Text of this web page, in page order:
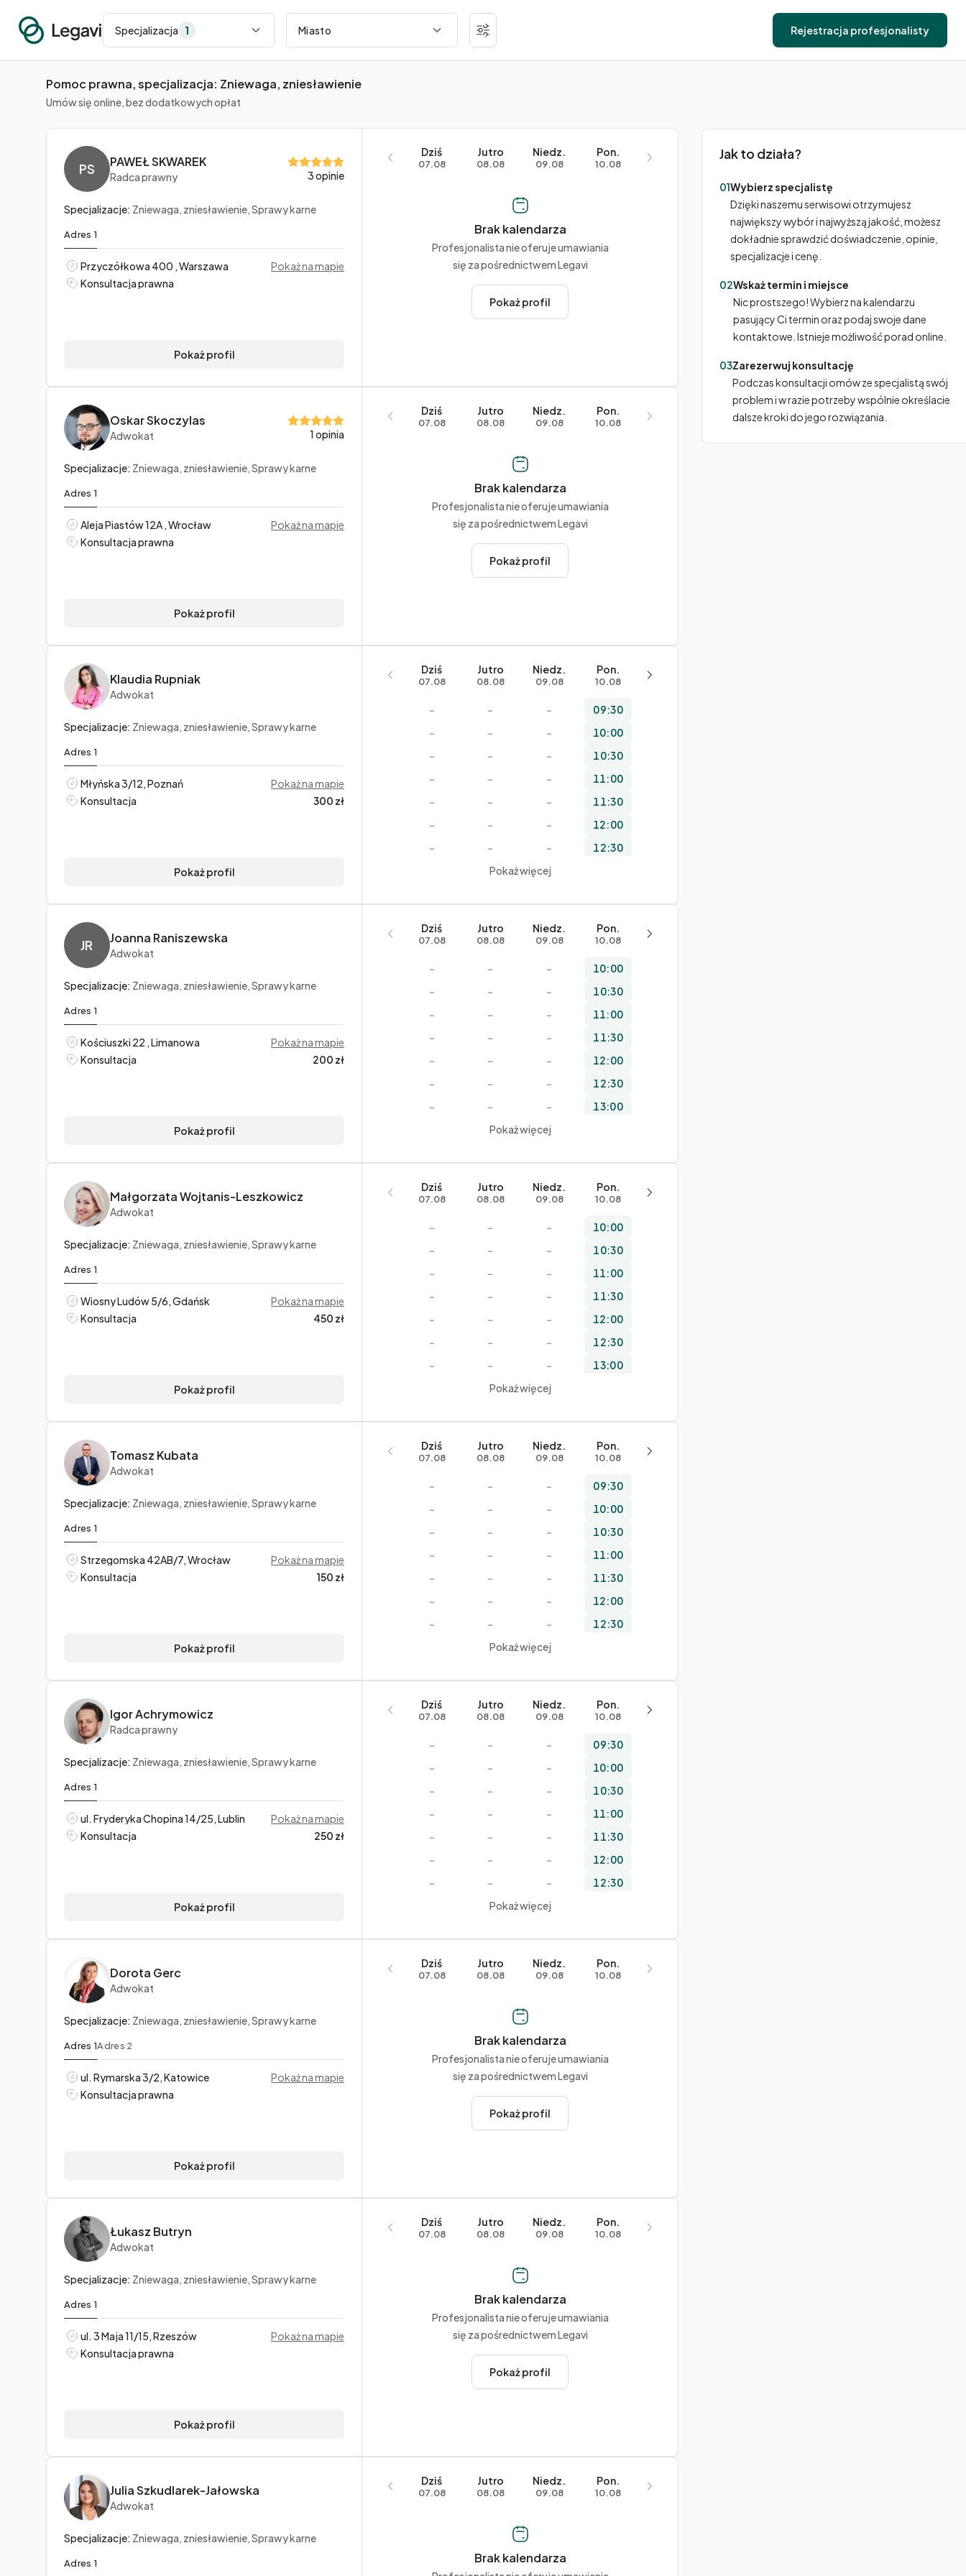
Specjalizacja 1
Miasto
Rejestracja profesjonalisty
Pomoc prawna, specjalizacja: Zniewaga, zniesławienie
Umów się online, bez dodatkowych opłat
PS PAWEŁ SKWAREK
Radca prawny 3 opinie
Specjalizacje: Zniewaga, zniesławienie, Sprawy karne
Adres 1
Przyczółkowa 400 , Warszawa
Pokaż na mapie
Konsultacja prawna
Pokaż profil
Dziś
07.08
Jutro
08.08
Niedz.
09.08
Pon.
10.08
Brak kalendarza
Profesjonalista nie oferuje umawiania
się za pośrednictwem Legavi
Pokaż profil
Oskar Skoczylas
Adwokat 1 opinia
Specjalizacje: Zniewaga, zniesławienie, Sprawy karne
Adres 1
Aleja Piastów 12A , Wrocław
Pokaż na mapie
Konsultacja prawna
Pokaż profil
Dziś
07.08
Jutro
08.08
Niedz.
09.08
Pon.
10.08
Brak kalendarza
Profesjonalista nie oferuje umawiania
się za pośrednictwem Legavi
Pokaż profil
Klaudia Rupniak
Adwokat
Specjalizacje: Zniewaga, zniesławienie, Sprawy karne
Adres 1
Młyńska 3/12, Poznań
Pokaż na mapie
Konsultacja
300 zł
Pokaż profil
Dziś
07.08
Jutro
08.08
Niedz.
09.08
Pon.
10.08
–
–
–
–
–
–
–
–
–
–
–
–
–
–
–
–
–
–
–
–
–
–
–
–
–
–
09:30
10:00
10:30
11:00
11:30
12:00
12:30
14:30
15:00
15:30
16:00
16:30
17:00
17:30
Pokaż więcej
JR Joanna Raniszewska
Adwokat
Specjalizacje: Zniewaga, zniesławienie, Sprawy karne
Adres 1
Kościuszki 22 , Limanowa
Pokaż na mapie
Konsultacja
200 zł
Pokaż profil
Dziś
07.08
Jutro
08.08
Niedz.
09.08
Pon.
10.08
–
–
–
–
–
–
–
–
–
–
–
–
–
–
–
–
–
–
–
–
–
–
–
10:00
10:30
11:00
11:30
12:00
12:30
13:00
Pokaż więcej
Małgorzata Wojtanis-Leszkowicz
Adwokat
Specjalizacje: Zniewaga, zniesławienie, Sprawy karne
Adres 1
Wiosny Ludów 5/6, Gdańsk
Pokaż na mapie
Konsultacja
450 zł
Pokaż profil
Dziś
07.08
Jutro
08.08
Niedz.
09.08
Pon.
10.08
–
–
–
–
–
–
–
–
–
–
–
–
–
–
–
–
–
–
–
–
–
–
–
–
–
–
10:00
10:30
11:00
11:30
12:00
12:30
13:00
15:00
15:30
16:00
16:30
17:00
17:30
18:00
18:30
Pokaż więcej
Tomasz Kubata
Adwokat
Specjalizacje: Zniewaga, zniesławienie, Sprawy karne
Adres 1
Strzegomska 42AB/7, Wrocław
Pokaż na mapie
Konsultacja
150 zł
Pokaż profil
Dziś
07.08
Jutro
08.08
Niedz.
09.08
Pon.
10.08
–
–
–
–
–
–
–
–
–
–
–
–
–
–
–
–
–
–
–
–
–
–
–
–
–
–
–
–
09:30
10:00
10:30
11:00
11:30
12:00
12:30
14:30
15:00
15:30
16:00
16:30
17:00
17:30
18:00
Pokaż więcej
Igor Achrymowicz
Radca prawny
Specjalizacje: Zniewaga, zniesławienie, Sprawy karne
Adres 1
ul. Fryderyka Chopina 14/25, Lublin
Pokaż na mapie
Konsultacja
250 zł
Pokaż profil
Dziś
07.08
Jutro
08.08
Niedz.
09.08
Pon.
10.08
–
–
–
–
–
–
–
–
–
–
–
–
–
–
–
–
–
–
–
–
–
–
–
–
–
–
09:30
10:00
10:30
11:00
11:30
12:00
12:30
14:30
Pokaż więcej
Dorota Gerc
Adwokat
Specjalizacje: Zniewaga, zniesławienie, Sprawy karne
Adres 1Adres 2
ul. Rymarska 3/2, Katowice
Pokaż na mapie
Konsultacja prawna
Pokaż profil
Dziś
07.08
Jutro
08.08
Niedz.
09.08
Pon.
10.08
Brak kalendarza
Profesjonalista nie oferuje umawiania
się za pośrednictwem Legavi
Pokaż profil
Łukasz Butryn
Adwokat
Specjalizacje: Zniewaga, zniesławienie, Sprawy karne
Adres 1
ul. 3 Maja 11/15, Rzeszów
Pokaż na mapie
Konsultacja prawna
Pokaż profil
Dziś
07.08
Jutro
08.08
Niedz.
09.08
Pon.
10.08
Brak kalendarza
Profesjonalista nie oferuje umawiania
się za pośrednictwem Legavi
Pokaż profil
Julia Szkudlarek-Jałowska
Adwokat
Specjalizacje: Zniewaga, zniesławienie, Sprawy karne
Adres 1
Dziś
07.08
Jutro
08.08
Niedz.
09.08
Pon.
10.08
Brak kalendarza
Jak to działa?
01Wybierz specjalistę
Dzięki naszemu serwisowi otrzymujesz
największy wybór i najwyższą jakość, możesz
dokładnie sprawdzić doświadczenie, opinie,
specjalizacje i cenę.
02Wskaż termin i miejsce
Nic prostszego! Wybierz na kalendarzu
pasujący Ci termin oraz podaj swoje dane
kontaktowe. Istnieje możliwość porad online.
03Zarezerwuj konsultację
Podczas konsultacji omów ze specjalistą swój
problem i w razie potrzeby wspólnie określacie
dalsze kroki do jego rozwiązania.